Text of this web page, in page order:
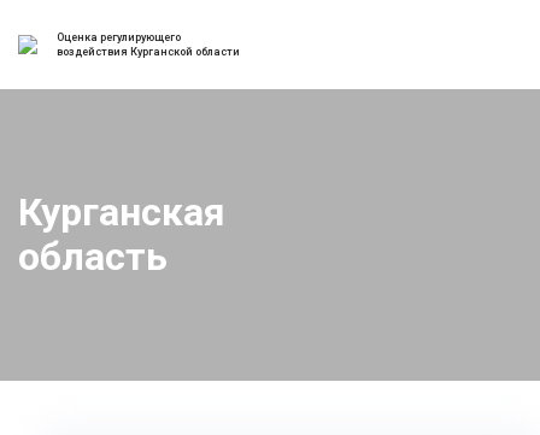
Оценка регулирующего
воздействия Курганской области
Курганская
область